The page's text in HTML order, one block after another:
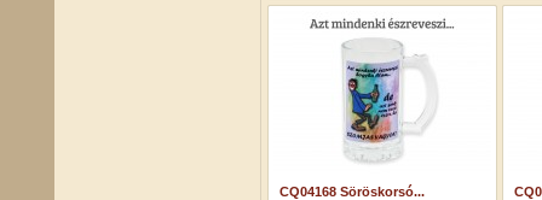
CQ04168 Söröskorsó...